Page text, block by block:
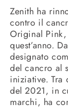
Zenith ha
contro il
Original
quest’anno.
designato
del cancro al
iniziative. Tra
del 2021, in
marchi, ha